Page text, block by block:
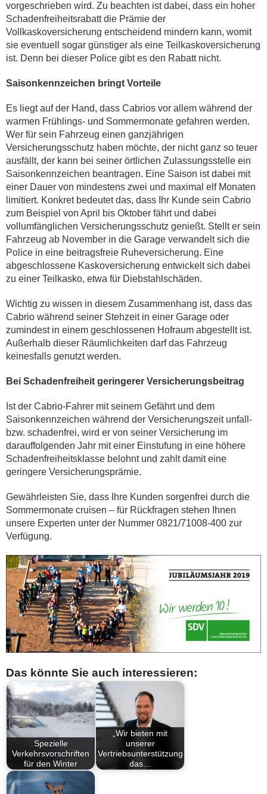
vorgeschrieben wird. Zu beachten ist dabei, dass ein hoher
Schadenfreiheitsrabatt die Prämie der
Vollkaskoversicherung entscheidend mindern kann, womit
sie eventuell sogar günstiger als eine Teilkaskoversicherung
ist. Denn bei dieser Police gibt es den Rabatt nicht.
Saisonkennzeichen bringt Vorteile
Es liegt auf der Hand, dass Cabrios vor allem während der
warmen Frühlings- und Sommermonate gefahren werden.
Wer für sein Fahrzeug einen ganzjährigen
Versicherungsschutz haben möchte, der nicht ganz so teuer
ausfällt, der kann bei seiner örtlichen Zulassungsstelle ein
Saisonkennzeichen beantragen. Eine Saison ist dabei mit
einer Dauer von mindestens zwei und maximal elf Monaten
limitiert. Konkret bedeutet das, dass Ihr Kunde sein Cabrio
zum Beispiel von April bis Oktober fährt und dabei
vollumfänglichen Versicherungsschutz genießt. Stellt er sein
Fahrzeug ab November in die Garage verwandelt sich die
Police in eine beitragsfreie Ruheversicherung. Eine
abgeschlossene Kaskoversicherung entwickelt sich dabei
zu einer Teilkasko, etwa für Diebstahlschäden.
Wichtig zu wissen in diesem Zusammenhang ist, dass das
Cabrio während seiner Stehzeit in einer Garage oder
zumindest in einem geschlossenen Hofraum abgestellt ist.
Außerhalb dieser Räumlichkeiten darf das Fahrzeug
keinesfalls genutzt werden.
Bei Schadenfreiheit geringerer Versicherungsbeitrag
Ist der Cabrio-Fahrer mit seinem Gefährt und dem
Saisonkennzeichen während der Versicherungszeit unfall-
bzw. schadenfrei, wird er von seiner Versicherung im
darauffolgenden Jahr mit einer Einstufung in eine höhere
Schadenfreiheitsklasse belohnt und zahlt damit eine
geringere Versicherungsprämie.
Gewährleisten Sie, dass Ihre Kunden sorgenfrei durch die
Sommermonate cruisen – für Rückfragen stehen Ihnen
unsere Experten unter der Nummer 0821/71008-400 zur
Verfügung.
Das könnte Sie auch interessieren:
Spezielle
Verkehrsvorschriften
für den Winter
„Wir bieten mit
unserer
Vertriebsunterstützung
das…